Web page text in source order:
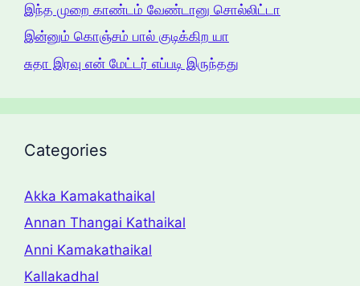
இந்த முறை காண்டம் வேண்டானு சொல்லிட்டா
இன்னும் கொஞ்சம் பால் குடிக்கிற யா
சுதா இரவு என் மேட்டர் எப்படி இருந்தது
Categories
Akka Kamakathaikal
Annan Thangai Kathaikal
Anni Kamakathaikal
Kallakadhal